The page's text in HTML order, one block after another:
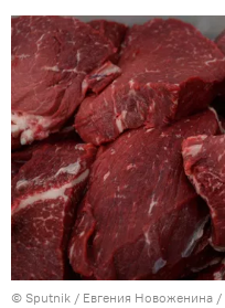
© Sputnik / Евгения Новоженина /